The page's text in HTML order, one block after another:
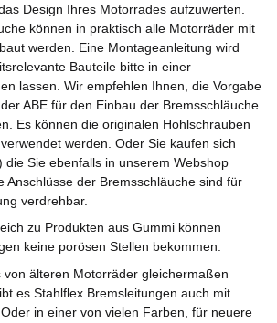
Design Ihres Motorrades aufzuwerten.
können in praktisch alle Motorräder mit
werden. Eine Montageanleitung wird
Bauteile bitte in einer
lassen. Wir empfehlen Ihnen, die Vorgabe
ABE für den Einbau der Bremsschläuche
Es können die originalen Hohlschrauben
werden. Oder Sie kaufen sich
die Sie ebenfalls in unserem Webshop
Anschlüsse der Bremsschläuche sind für
verdrehbar.
zu Produkten aus Gummi können
keine porösen Stellen bekommen.
von älteren Motorräder gleichermaßen
es Stahlflex Bremsleitungen auch mit
in einer von vielen Farben, für neuere